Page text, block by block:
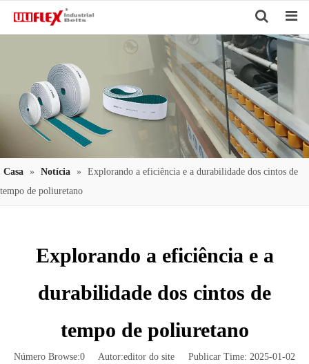
Search
Casa » Notícia »
Explorando a eficiência e a durabilidade dos cintos de
tempo de poliuretano
Explorando a eficiência e a
durabilidade dos cintos de
tempo de poliuretano
Número Browse:0 Autor:editor do site Publicar Time: 2025-01-02